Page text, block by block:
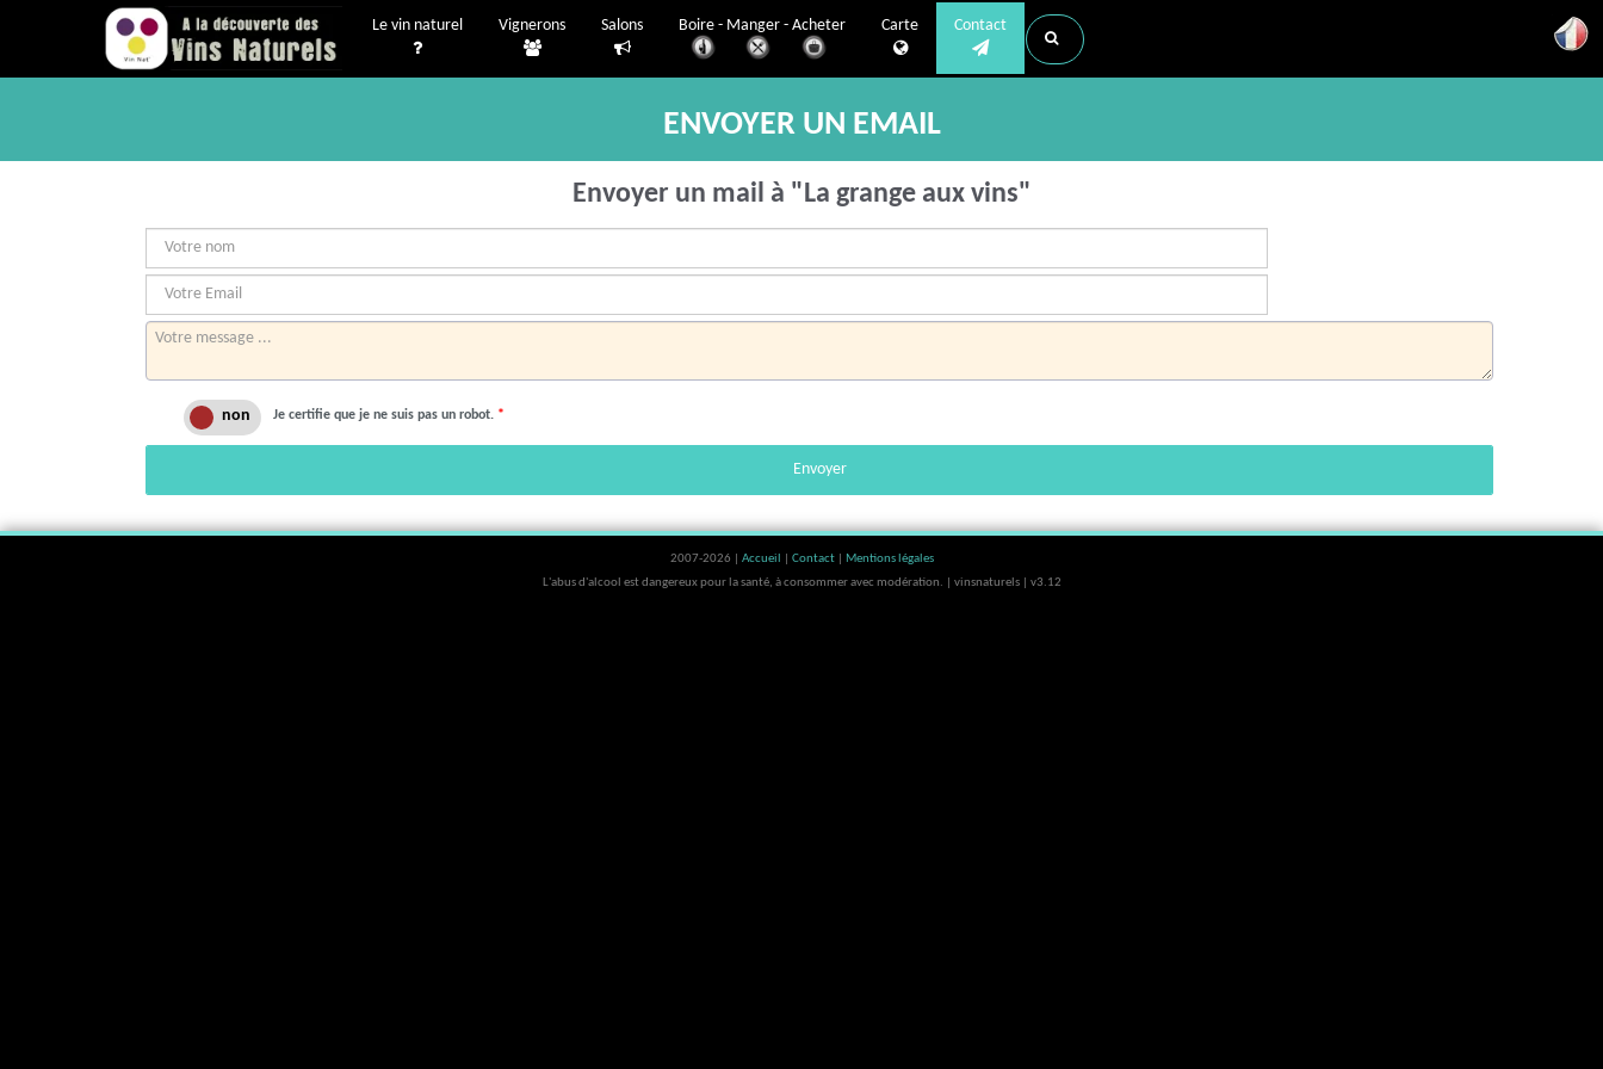
Le vin naturel Vignerons Salons Boire - Manger - Acheter Carte Contact
ENVOYER UN EMAIL
Envoyer un mail à "La grange aux vins"
Je certifie que je ne suis pas un robot. *
Envoyer
2007-2026 | Accueil Contact
Mentions légales
L'abus d'alcool est dangereux pour la santé, à consommer avec modération. | vinsnaturels | v3.12